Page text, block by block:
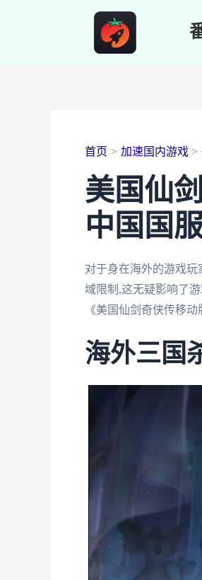
首页 加速国内游戏
美国仙
中国国
对于身在海外的游戏
域限制,这无疑影响了
《美国仙剑奇侠传移动
海外三国